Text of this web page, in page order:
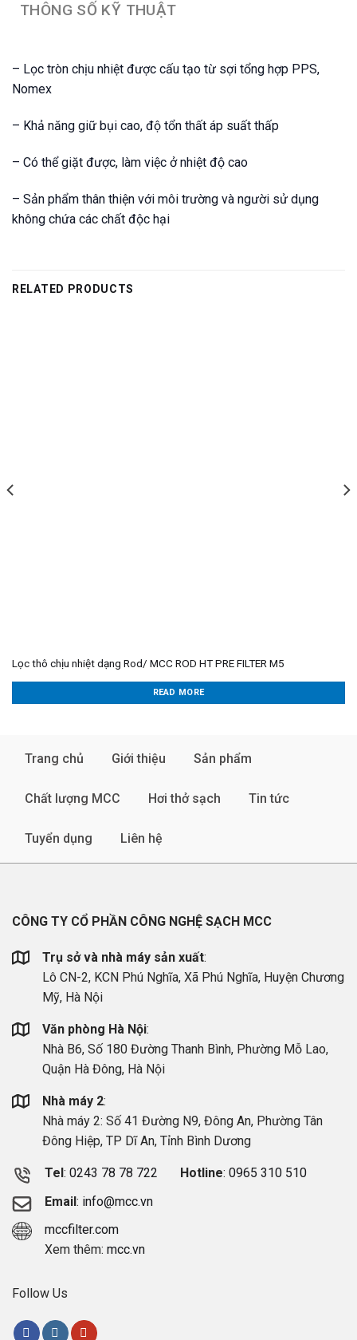
THÔNG SỐ KỸ THUẬT
– Lọc tròn chịu nhiệt được cấu tạo từ sợi tổng hợp PPS,
Nomex
– Khả năng giữ bụi cao, độ tổn thất áp suất thấp
– Có thể giặt được, làm việc ở nhiệt độ cao
– Sản phẩm thân thiện với môi trường và người sử dụng
không chứa các chất độc hại
RELATED PRODUCTS
Lọc thô chịu nhiệt dạng Rod/ MCC ROD HT PRE FILTER M5
READ MORE
Trang chủ Giới thiệu Sản phẩm
Chất lượng MCC Hơi thở sạch Tin tức
Tuyển dụng Liên hệ
CÔNG TY CỔ PHẦN CÔNG NGHỆ SẠCH MCC
Trụ sở và nhà máy sản xuất:
Lô CN-2, KCN Phú Nghĩa, Xã Phú Nghĩa, Huyện Chương
Mỹ, Hà Nội
Văn phòng Hà Nội:
Nhà B6, Số 180 Đường Thanh Bình, Phường Mỗ Lao,
Quận Hà Đông, Hà Nội
Nhà máy 2:
Nhà máy 2: Số 41 Đường N9, Đông An, Phường Tân
Đông Hiệp, TP Dĩ An, Tỉnh Bình Dương
Tel : 0243 78 78 722 Hotline: 0965 310 510
Email: info@mcc.vn
mccfilter.com
Xem thêm: mcc.vn
Follow Us